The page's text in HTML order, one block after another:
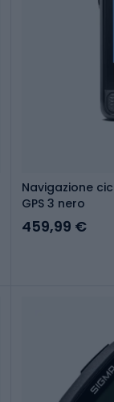
Navigazione
GPS 3 nero
459,99 €